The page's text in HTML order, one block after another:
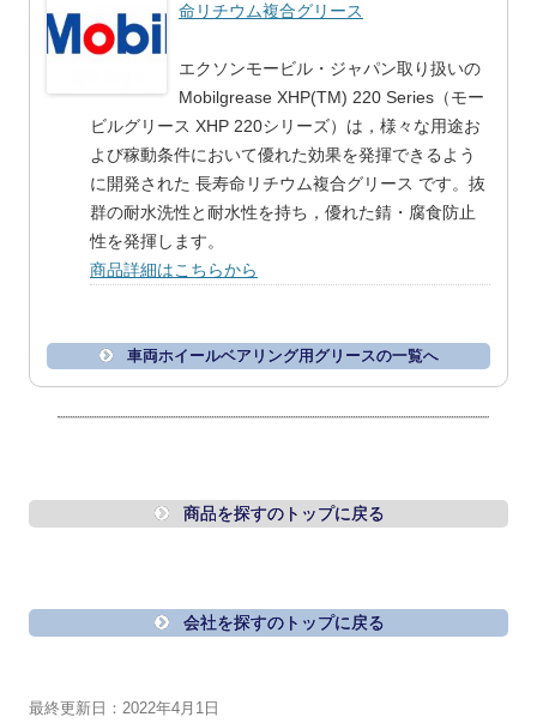
命リチウム複合グリース
エクソンモービル・ジャパン取り扱いの
Mobilgrease XHP(TM) 220 Series（モー
ビルグリース XHP 220シリーズ）は，様々な用途お
よび稼動条件において優れた効果を発揮できるよう
に開発された 長寿命リチウム複合グリース です。抜
群の耐水洗性と耐水性を持ち，優れた錆・腐食防止
性を発揮します。
商品詳細はこちらから
車両ホイールベアリング用グリースの一覧へ
商品を探すのトップに戻る
会社を探すのトップに戻る
最終更新日：2022年4月1日